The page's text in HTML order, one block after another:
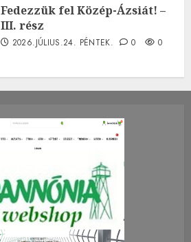
Fedezzük fel Közép-Ázsiát! –
III. rész
2026.JÚLIUS.24. PÉNTEK. 0 0